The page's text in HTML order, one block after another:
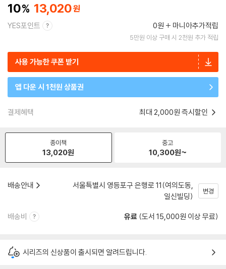
10 13,020
YES포인트 0원 마니아추가적립
5만원 이상 구매 시 2천원 추가 적립
사용 가능한 쿠폰 받기
앱 다운 시 1천원 상품권
결제혜택 최대 2,000원 즉시할인
종이책
13,020원
중고
10,300원~
배송안내
서울특별시 영등포구 은행로 11(여의도동,
일신빌딩)
변경
배송비 유료 (도서 15,000원 이상 무료)
시리즈의 신상품이 출시되면 알려드립니다.